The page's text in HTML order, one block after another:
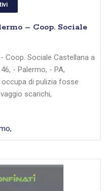
– Coop. Sociale
Coop. Sociale Castellana a
- Palermo, - PA,
occupa di pulizia fosse
scarichi,